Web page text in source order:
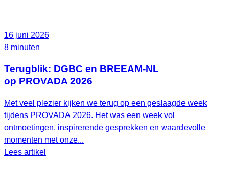
16 juni 2026
8 minuten
Terugblik: DGBC en BREEAM-NL
op PROVADA 2026
Met veel plezier kijken we terug op een geslaagde week
tijdens PROVADA 2026. Het was een week vol
ontmoetingen, inspirerende gesprekken en waardevolle
momenten met onze...
Lees artikel